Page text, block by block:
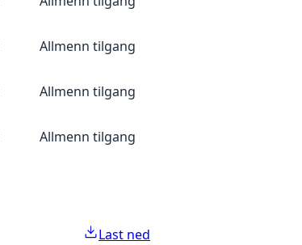
Allmenn tilgang
Allmenn tilgang
Allmenn tilgang
Last ned